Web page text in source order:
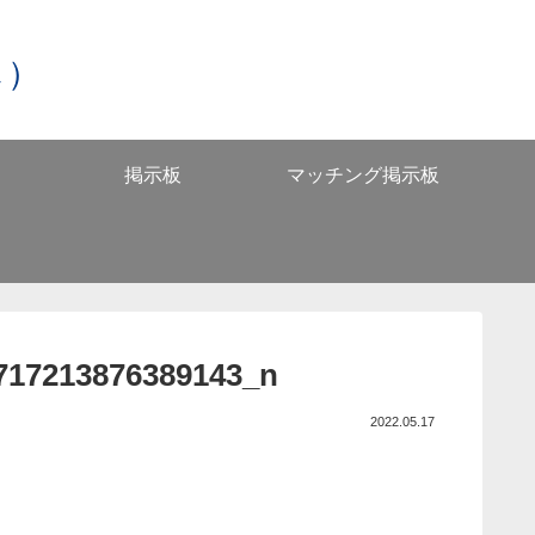
掲示板 マッチング掲示板
2022.05.17